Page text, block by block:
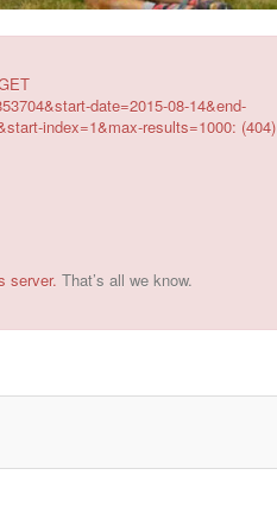
date=2015-08-14&end-
index=1&max-results=1000: (404)
server. That’s all we know.